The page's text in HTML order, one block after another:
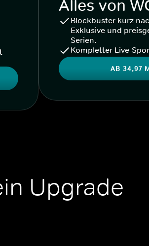
Alles von
Blockbuster kurz
Exklusive und
Serien.
Kompletter Live-
AB 34,97
Upgrade